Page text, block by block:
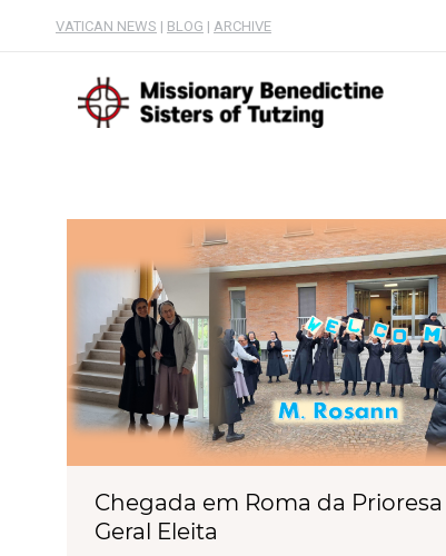
VATICAN NEWS | BLOG | ARCHIVE
Chegada em Roma da Prioresa
Geral Eleita